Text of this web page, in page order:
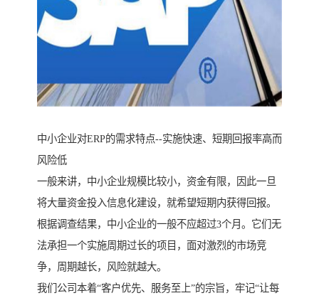
中小企业对ERP的需求特点--实施快速、短期回报率高而
风险低
一般来讲，中小企业规模比较小，资金有限，因此一旦
将大量资金投入信息化建设，就希望短期内获得回报。
根据调查结果，中小企业的一般不应超过3个月。它们无
法承担一个实施周期过长的项目，面对激烈的市场竞
争，周期越长，风险就越大。
我们公司本着“客户优先、服务至上”的宗旨，牢记“让每